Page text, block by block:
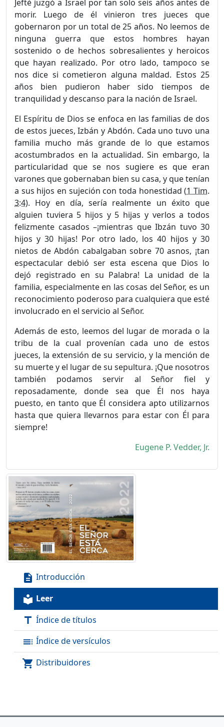
Jefté juzgó a Israel por tan solo seis años antes de
morir. Luego de él vinieron tres jueces que
gobernaron por un total de 25 años. No leemos de
ninguna guerra que estos hombres hayan
sostenido o de hechos sobresalientes y heroicos
que hayan realizado. Por otro lado, tampoco se
nos dice si cometieron alguna maldad. Estos 25
años bien pudieron haber sido tiempos de
tranquilidad y descanso para la nación de Israel.
El Espíritu de Dios se enfoca en las familias de dos
de estos jueces, Izbán y Abdón. Cada uno tuvo una
familia mucho más grande de lo que estamos
acostumbrados en la actualidad. Sin embargo, la
particularidad que se nos sugiere es que eran
varones que gobernaban bien su casa, y que tenían
a sus hijos en sujeción con toda honestidad (1 Tim.
3:4). Hoy en día, sería realmente un éxito que
alguien tuviera 5 hijos y 5 hijas y verlos a todos
felizmente casados –¡mientras que Ibzán tuvo 30
hijos y 30 hijas! Por otro lado, los 40 hijos y 30
nietos de Abdón cabalgaban sobre 70 asnos, ¡tan
espectacular debió ser esta escena que Dios lo
dejó registrado en su Palabra! La unidad de la
familia, especialmente en las cosas del Señor, es un
reconocimiento poderoso para cualquiera que esté
involucrado en el servicio al Señor.
Además de esto, leemos del lugar de morada o la
tribu de la cual provenían cada uno de estos
jueces, la extensión de su servicio, y la mención de
su muerte y el lugar de su sepultura. ¡Que nosotros
también podamos servir al Señor fiel y
reposadamente, donde sea que Él nos haya
puesto, en tanto que Él considera apto utilizarnos
hasta que quiera llevarnos para estar con Él para
siempre!
Eugene P. Vedder, Jr.
description Introducción
local_library Leer
title Índice de títulos
toc Índice de versículos
shopping_cart Distribuidores